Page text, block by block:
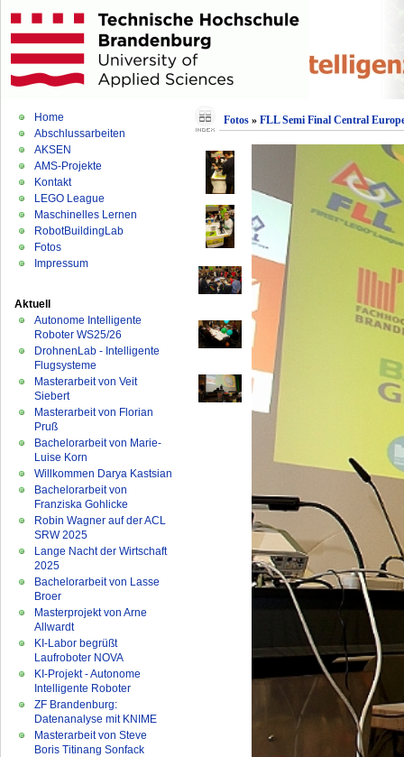
Home
Abschlussarbeiten
AKSEN
AMS-Projekte
Kontakt
LEGO League
Maschinelles Lernen
RobotBuildingLab
Fotos
Impressum
Aktuell
Autonome Intelligente
Roboter WS25/26
DrohnenLab - Intelligente
Flugsysteme
Masterarbeit von Veit
Siebert
Masterarbeit von Florian
Pruß
Bachelorarbeit von Marie-
Luise Korn
Willkommen Darya Kastsian
Bachelorarbeit von
Franziska Gohlicke
Robin Wagner auf der ACL
SRW 2025
Lange Nacht der Wirtschaft
2025
Bachelorarbeit von Lasse
Broer
Masterprojekt von Arne
Allwardt
KI-Labor begrüßt
Laufroboter NOVA
KI-Projekt - Autonome
Intelligente Roboter
ZF Brandenburg:
Datenanalyse mit KNIME
Masterarbeit von Steve
Boris Titinang Sonfack
Fotos» FLL Semi Final Central